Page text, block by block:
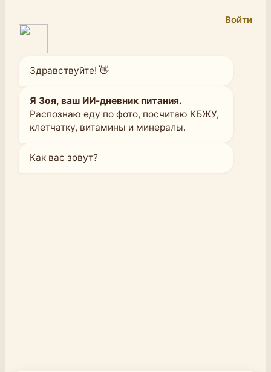
Войти
Здравствуйте! 👋
Я Зоя, ваш ИИ-дневник питания.
Распознаю еду по фото, посчитаю КБЖУ,
клетчатку, витамины и минералы.
Как вас зовут?